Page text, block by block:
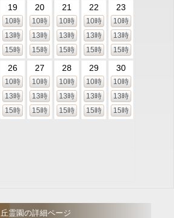
19
10時
13時
15時
20
10時
13時
15時
21
10時
13時
15時
22
10時
13時
15時
23
10時
13時
15時
26
10時
13時
15時
27
10時
13時
15時
28
10時
13時
15時
29
10時
13時
15時
30
10時
13時
15時
霊園の詳細ページ